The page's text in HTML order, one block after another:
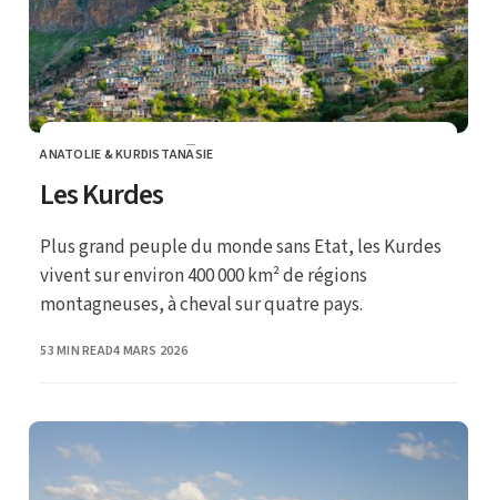
CATEGORY
ANATOLIE & KURDISTANASIE
Les Kurdes
Plus grand peuple du monde sans Etat, les Kurdes
vivent sur environ 400 000 km² de régions
montagneuses, à cheval sur quatre pays.
53 MIN READPUBLISHED
4 MARS 2026